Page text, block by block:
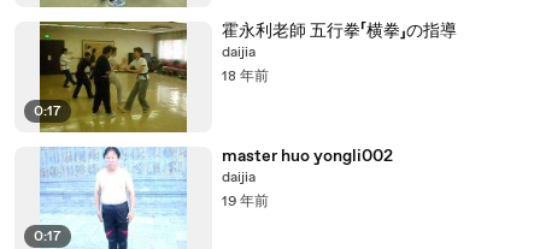
0:17
霍永利老師 五行拳「横拳」の指導
daijia
18 年前
0:17
master huo yongli002
daijia
19 年前